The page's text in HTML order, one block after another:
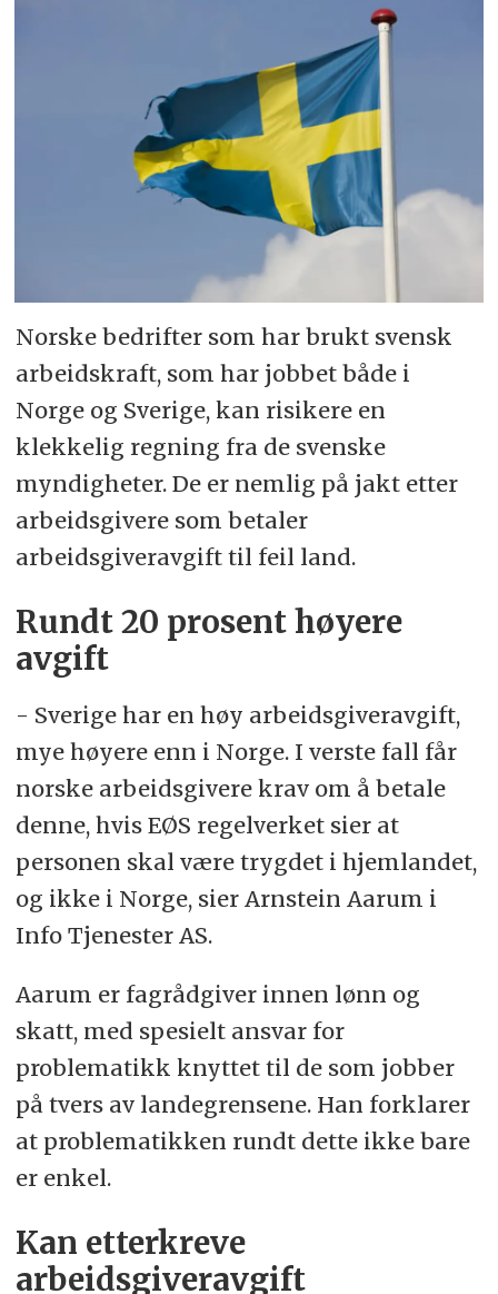
Norske bedrifter som har brukt svensk
arbeidskraft, som har jobbet både i
Norge og Sverige, kan risikere en
klekkelig regning fra de svenske
myndigheter. De er nemlig på jakt etter
arbeidsgivere som betaler
arbeidsgiveravgift til feil land.
Rundt 20 prosent høyere
avgift
- Sverige har en høy arbeidsgiveravgift,
mye høyere enn i Norge. I verste fall får
norske arbeidsgivere krav om å betale
denne, hvis EØS regelverket sier at
personen skal være trygdet i hjemlandet,
og ikke i Norge, sier Arnstein Aarum i
Info Tjenester AS.
Aarum er fagrådgiver innen lønn og
skatt, med spesielt ansvar for
problematikk knyttet til de som jobber
på tvers av landegrensene. Han forklarer
at problematikken rundt dette ikke bare
er enkel.
Kan etterkreve
arbeidsgiveravgift